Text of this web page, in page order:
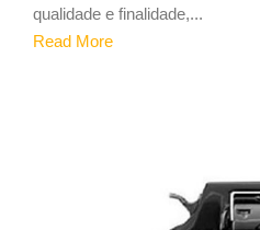
qualidade e finalidade,...
Read More